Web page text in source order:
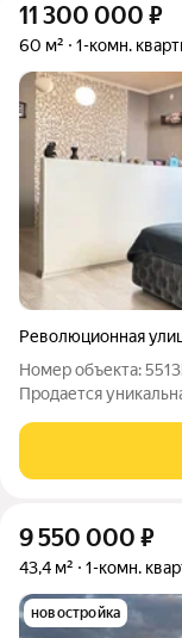
11 300 000 ₽
60 м² 1-комн.
Революционная
Номер объекта:
Продается
кухней-гостиной.
дизайнерским
9 550 000 ₽
43,4 м² 1-комн.
новостройка